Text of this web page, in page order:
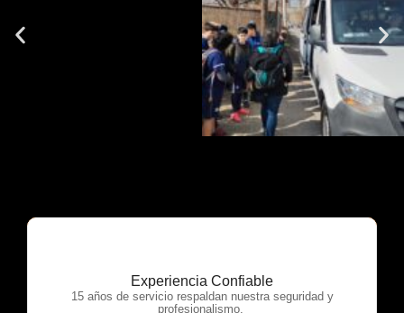
Experiencia Confiable
15 años de servicio respaldan nuestra seguridad y
profesionalismo.
OTP Servicios